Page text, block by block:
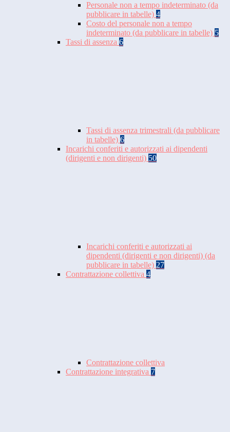
Personale non a tempo indeterminato (da
pubblicare in tabelle) 4
Costo del personale non a tempo
indeterminato (da pubblicare in tabelle) 5
Tassi di assenza 6
Tassi di assenza trimestrali (da pubblicare
in tabelle) 6
Incarichi conferiti e autorizzati ai dipendenti
(dirigenti e non dirigenti) 50
Incarichi conferiti e autorizzati ai
dipendenti (dirigenti e non dirigenti) (da
pubblicare in tabelle) 27
Contrattazione collettiva 4
Contrattazione collettiva
Contrattazione integrativa 7